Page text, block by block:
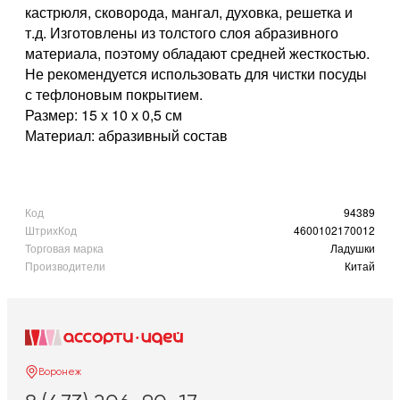
кастрюля, сковорода, мангал, духовка, решетка и
т.д. Изготовлены из толстого слоя абразивного
материала, поэтому обладают средней жесткостью.
Не рекомендуется использовать для чистки посуды
с тефлоновым покрытием.
Размер: 15 х 10 х 0,5 см
Материал: абразивный состав
Код
94389
ШтрихКод
4600102170012
Торговая марка
Ладушки
Производители
Китай
Воронеж